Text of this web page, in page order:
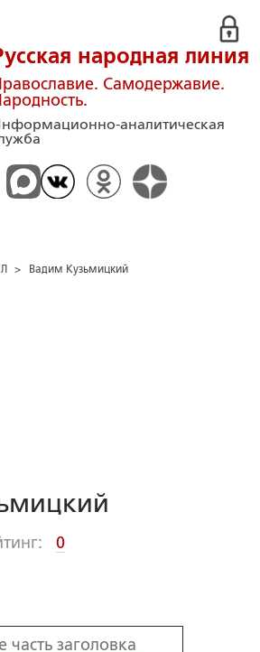
народная линия
Самодержавие.
аналитическая
> Вадим Кузьмицкий
0